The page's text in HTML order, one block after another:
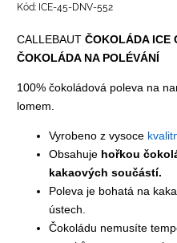
Kód: ICE-45-DNV-552
CALLEBAUT ČOKOLÁDA ICE
ČOKOLÁDA NA POLÉVÁNÍ
100% čokoládová poleva na
lomem.
Vyrobeno z vysoce
Obsahuje hořkou
kakaových součástí.
Poleva je bohatá na
ústech.
Čokoládu nemusíte